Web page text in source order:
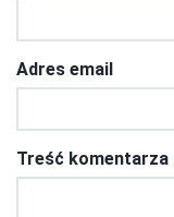
Adres email
Treść komentarza